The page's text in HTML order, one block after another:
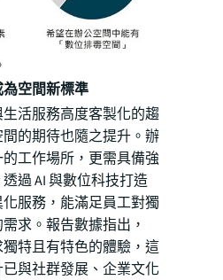
空間新標準
活服務高度客製化的趨
的期待也隨之提升。辦
工作場所，更需具備強
過 AI 與數位科技打造
服務，能滿足員工對獨
求。報告數據指出，
特且有特色的體驗，這
與社群發展、企業文化